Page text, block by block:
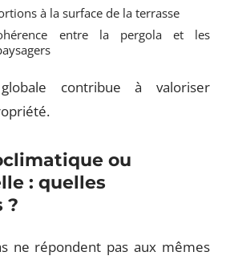
à la surface de la terrasse
entre la pergola et les
contribue à valoriser
ou
: quelles
?
ne répondent pas aux mêmes